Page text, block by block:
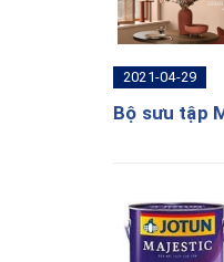
2021-04-29
Bộ sưu tập